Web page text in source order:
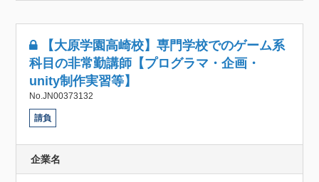
【大原学園高崎校】専門学校でのゲーム系
科目の非常勤講師【プログラマ・企画・
unity制作実習等】
No.JN00373132
請負
企業名